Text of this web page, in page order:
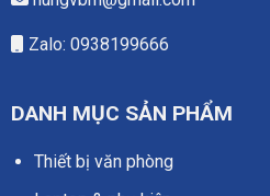
Zalo: 0938199666
DANH MỤC SẢN PHẨM
Thiết bị văn phòng